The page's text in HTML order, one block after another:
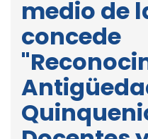
medio de
concede